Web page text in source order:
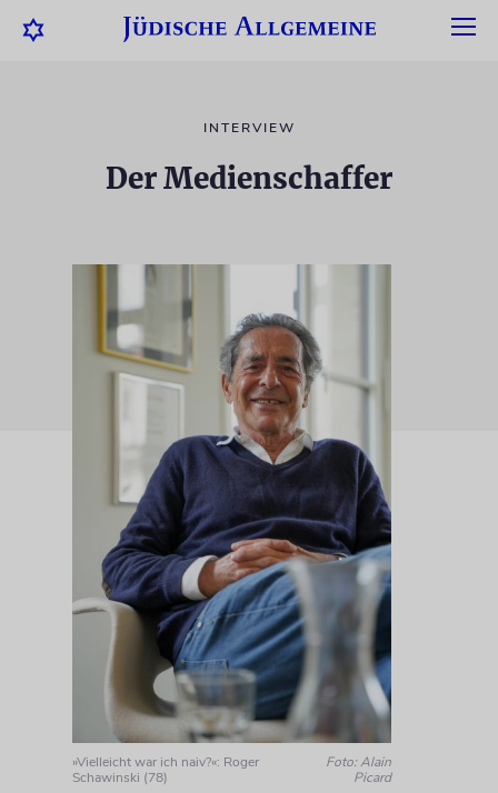
INTERVIEW
Der Medienschaffer
»Vielleicht war ich naiv?«: Roger
Schawinski (78)
Foto: Alain
Picard